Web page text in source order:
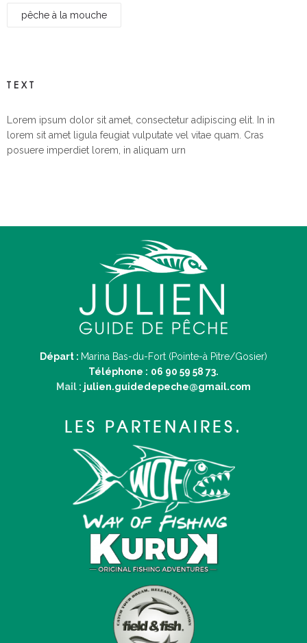
pêche à la mouche
TEXT
Lorem ipsum dolor sit amet, consectetur adipiscing elit. In in
lorem sit amet ligula feugiat vulputate vel vitae quam. Cras
posuere imperdiet lorem, in aliquam urn
Départ : Marina Bas-du-Fort (Pointe-à Pitre/Gosier)
Téléphone : 06 90 59 58 73.
Mail : julien.guidedepeche@gmail.com
LES PARTENAIRES.